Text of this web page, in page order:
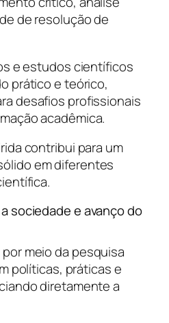
de resolução de
e estudos científicos
prático e teórico,
desafios profissionais
acadêmica.
contribui para um
em diferentes
sociedade e avanço do
meio da pesquisa
políticas, práticas e
diretamente a